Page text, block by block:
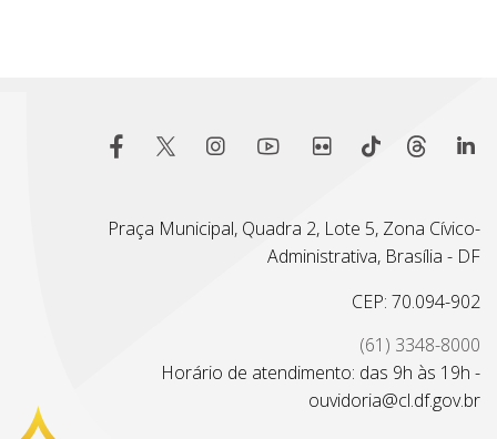
Praça Municipal, Quadra 2, Lote 5, Zona Cívico-
Administrativa, Brasília - DF
CEP: 70.094-902
(61) 3348-8000
Horário de atendimento: das 9h às 19h -
ouvidoria@cl.df.gov.br